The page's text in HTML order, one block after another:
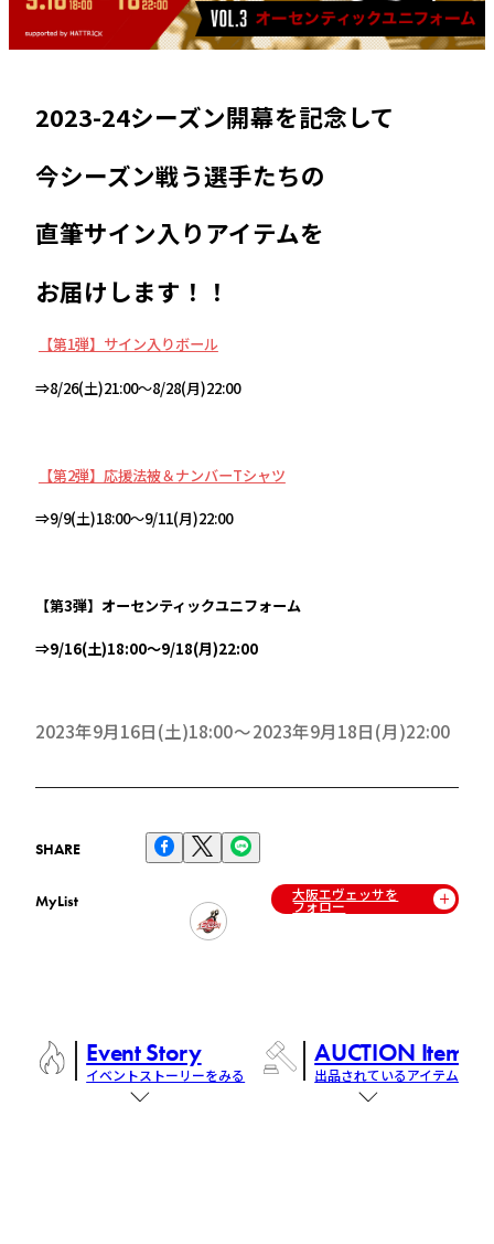
2023-24シーズン開幕を記念して
今シーズン戦う選手たちの
直筆サイン入りアイテムを
お届けします！！
【第1弾】サイン入りボール
⇒8/26(土)21:00～8/28(月)22:00
【第2弾】応援法被＆ナンバーTシャツ
⇒9/9(土)18:00～9/11(月)22:00
【第3弾】オーセンティックユニフォーム
⇒9/16(土)18:00～9/18(月)22:00
2023年9月16日(土)18:00 2023年9月18日(月)22:00
SHARE
MyList 大阪エヴェッサを
フォロー
Event Story
イベントストーリーをみる
AUCTION Items
出品されているアイテム